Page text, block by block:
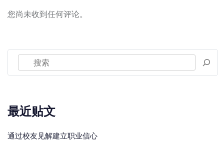
您尚未收到任何评论。
最近贴文
通过校友见解建立职业信心